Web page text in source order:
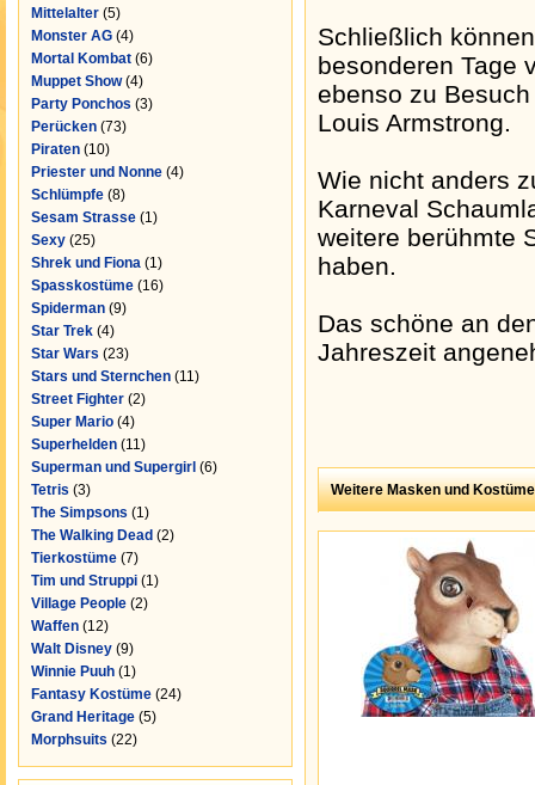
Mittelalter (5)
Monster AG (4)
Mortal Kombat (6)
Muppet Show(4)
Party Ponchos (3)
Perücken (73)
Piraten (10)
Priester und Nonne (4)
Schlümpfe (8)
Sesam Strasse (1)
Sexy (25)
Shrek und Fiona (1)
Spasskostüme (16)
Spiderman (9)
Star Trek (4)
Star Wars (23)
Stars und Sternchen (11)
Street Fighter (2)
Super Mario (4)
Superhelden (11)
Superman und Supergirl (6)
Tetris (3)
The Simpsons (1)
The Walking Dead (2)
Tierkostüme (7)
Tim und Struppi (1)
Village People (2)
Waffen (12)
Walt Disney (9)
Winnie Puuh (1)
Fantasy Kostüme (24)
Grand Heritage (5)
Morphsuits (22)
Schließlich
besonderen Tage
ebenso zu
Louis Armstrong.
Wie nicht anders
Karneval
weitere berühmte
haben.
Das schöne an
Jahreszeit
Weitere Masken und